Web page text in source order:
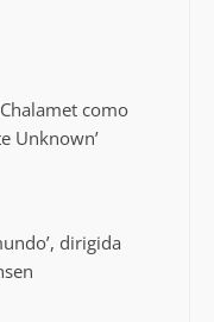
como
Unknown’
dirigida